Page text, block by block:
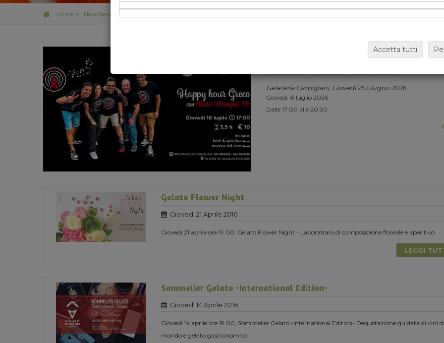
Home News&events
HAPPY HOUR GRECO CON
RADIO MEMPHIS 3.0.
Gelateria Carpigiani, Giovedi 25 Giugno 2026
Giovedì 16 luglio 2026
Dalle 17:00 alle 20:30
Gelato Flower Night
Giovedi 21 Aprile 2016
Giovedi 21 aprile ore 19.00, Gelato Flower Night - Laboratorio di composizione floreale e aperitivo
LEGGI
Sommelier Gelato -International Edition-
Giovedi 14 Aprile 2016
Giovedì 14 aprile ore 19.00, Sommelier Gelato -International Edition- Degustazione guidata di vini
mondo e gelato gastronomico!
Accetta tutti